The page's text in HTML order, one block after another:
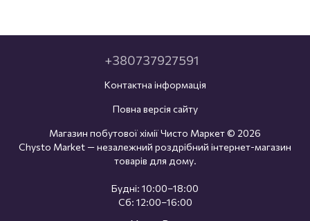
+380737927591
Контактна інформація
Повна версія сайту
Магазин побутової хімії Чисто Маркет © 2026
Chysto Market — незалежний роздрібний інтернет-магазин
товарів для дому.
Будні: 10:00–18:00
Сб: 12:00–16:00